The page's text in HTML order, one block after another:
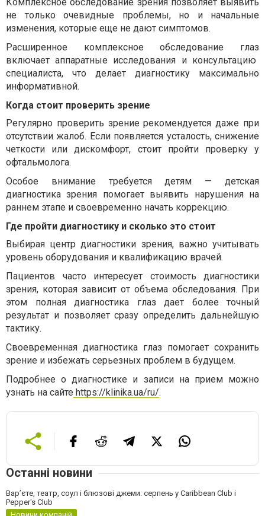
не только очевидные проблемы, но и начальные
изменения, которые еще не дают симптомов.
Расширенное комплексное обследование глаз
включает аппаратные исследования и консультацию
специалиста, что делает диагностику максимально
информативной.
Когда стоит проверить зрение
Регулярно проверить зрение рекомендуется даже при
отсутствии жалоб. Если появляется усталость, снижение
четкости или дискомфорт, стоит пройти проверку у
офтальмолога.
Особое внимание требуется детям — детская
диагностика зрения помогает выявить нарушения на
раннем этапе и своевременно начать коррекцию.
Где пройти диагностику и сколько это стоит
Выбирая центр диагностики зрения, важно учитывать
уровень оборудования и квалификацию врачей.
Пациентов часто интересует стоимость диагностики
зрения, которая зависит от объема обследования. При
этом полная диагностика глаз дает более точный
результат и позволяет сразу определить дальнейшую
тактику.
Своевременная диагностика глаз помогает сохранить
зрение и избежать серьезных проблем в будущем.
Подробнее о диагностике и записи на прием можно
узнать на сайте https://klinika.ua/ru/.
Останні новини
Вар’єте, театр, соул і блюзові джеми: серпень у Caribbean Club і
Pepper's Club